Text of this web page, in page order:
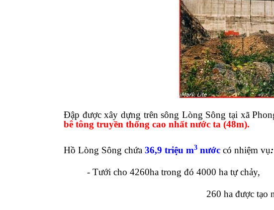
Đập được xây dựng trên sông Lòng Sông tại xã
bê tông truyền thống cao nhất nước ta (48m).
Hồ Lòng Sông chứa 36,9 triệu m3 nước có nhiệm vụ:
- Tưới cho 4260ha trong đó 4000 ha tự chảy,
260 ha được tạo